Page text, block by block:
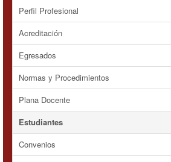
Perfil Profesional
Acreditación
Egresados
Normas y Procedimientos
Plana Docente
Estudiantes
Convenios